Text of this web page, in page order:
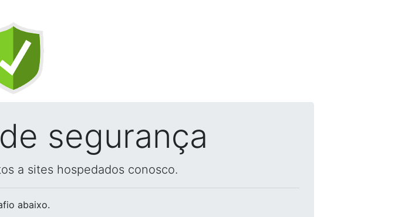
segurança
a sites hospedados conosco.
abaixo.